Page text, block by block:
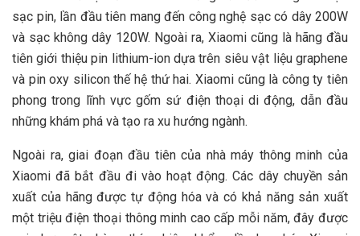
sạc pin, lần đầu tiên mang đến công nghệ sạc có dây 200W
và sạc không dây 120W. Ngoài ra, Xiaomi cũng là hãng đầu
tiên giới thiệu pin lithium-ion dựa trên siêu vật liệu graphene
và pin oxy silicon thế hệ thứ hai. Xiaomi cũng là công ty tiên
phong trong lĩnh vực gốm sứ điện thoại di động, dẫn đầu
những khám phá và tạo ra xu hướng ngành.
Ngoài ra, giai đoạn đầu tiên của nhà máy thông minh của
Xiaomi đã bắt đầu đi vào hoạt động. Các dây chuyền sản
xuất của hãng được tự động hóa và có khả năng sản xuất
một triệu điện thoại thông minh cao cấp mỗi năm, đây được